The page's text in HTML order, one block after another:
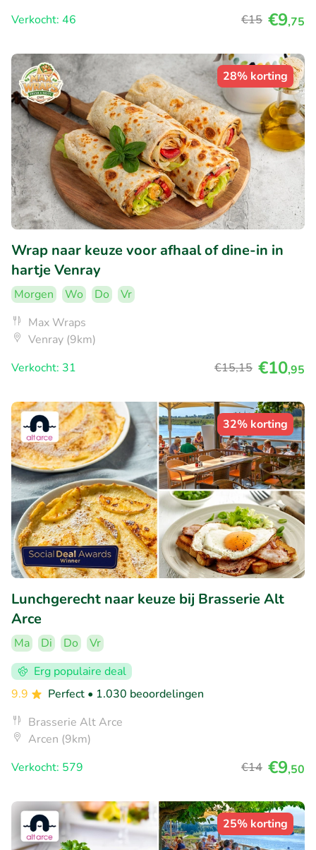
Verkocht: 46
€15 €9,75
28% korting
Wrap naar keuze voor afhaal of dine-in in
hartje Venray
Morgen Wo Do
Vr
Max Wraps
Venray (9km)
Verkocht: 31
€15,15 €10,95
32% korting
Lunchgerecht naar keuze bij Brasserie Alt
Arce
Ma Di Do
Vr
Erg populaire deal
9.9
Perfect • 1.030 beoordelingen
Brasserie Alt Arce
Arcen (9km)
Verkocht: 579
€14 €9,50
25% korting